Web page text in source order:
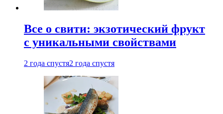
Все о свити: экзотический фрукт
с уникальными свойствами
2 года спустя2 года спустя